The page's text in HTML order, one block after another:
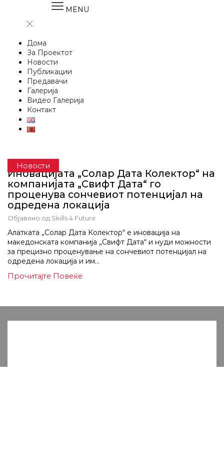
MENU
Дома
За Проектот
Новости
Публикации
Предавачи
Галерија
Видео Галерија
Контакт
Новости
Иновацијата „Солар Дата Колектор“ на
компанијата „Свифт Дата“ го
проценува сончевиот потенцијал на
одредена локација
Објавено од Skills 4 Future
Алатката „Солар Дата Колектор“ е иновација на
македонската компанија „Свифт Дата“ и нуди можности
за прецизно проценување на сончевиот потенцијал на
одредена локација и им...
Прочитајте Повеќе